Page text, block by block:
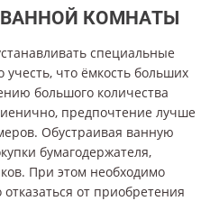
КОМНАТЫ
специальные
что ёмкость больших
большого количества
предпочтение лучше
Обустраивая ванную
бумагодержателя,
При этом необходимо
от приобретения